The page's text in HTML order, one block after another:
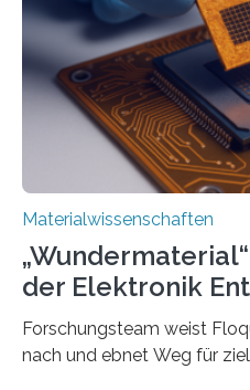
Vanderbilt und dem Fritz-
Professor für
interdisziplinären
Materialwissenschaften an
und Alexander Paarmann
leiteten ein internationales
Materialwissenschaften
der Elektronik
Forschungsteam weist
nach und ebnet Weg für